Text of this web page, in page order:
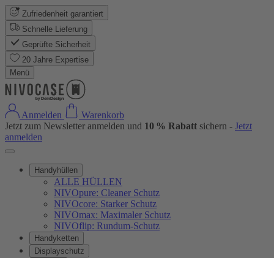
Zufriedenheit garantiert
Schnelle Lieferung
Geprüfte Sicherheit
20 Jahre Expertise
Menü
Anmelden
Warenkorb
Jetzt zum Newsletter anmelden und 10 % Rabatt sichern - Jetzt
anmelden
Handyhüllen
ALLE HÜLLEN
NIVOpure: Cleaner Schutz
NIVOcore: Starker Schutz
NIVOmax: Maximaler Schutz
NIVOflip: Rundum-Schutz
Handyketten
Displayschutz